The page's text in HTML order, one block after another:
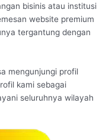
bisinis atau institusi
website premium
tergantung dengan
mengunjungi profil
kami sebagai
seluruhnya wilayah